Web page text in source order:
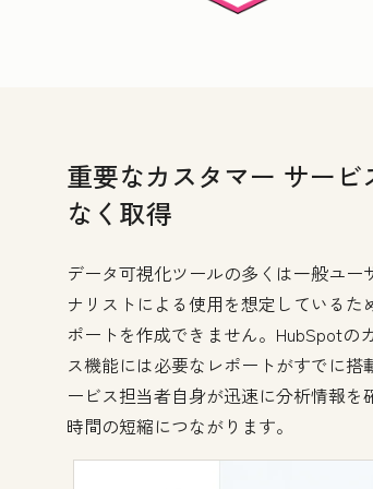
重要なカスタマー サー
なく取得
データ可視化ツールの多くは一般ユ
ナリストによる使用を想定している
ポートを作成できません。HubSpotの
ス機能には必要なレポートがすでに
ービス担当者自身が迅速に分析情報
時間の短縮につながります。